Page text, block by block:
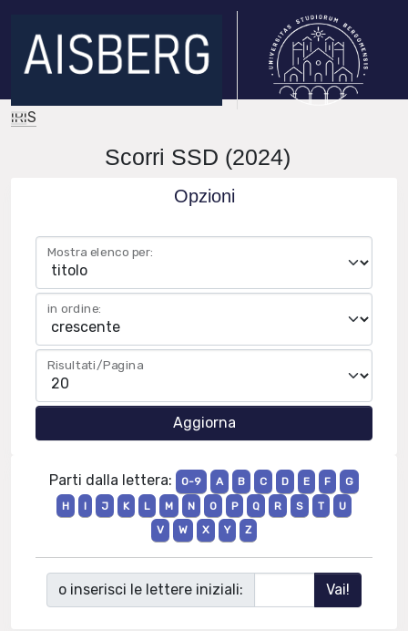
IRIS
Scorri SSD (2024)
Opzioni
Mostra elenco per:
in ordine:
Risultati/Pagina
Parti dalla lettera: 0-9 A B C D E F
G
H
I J K L M N O P Q R S T
U
V
W X Y Z
o inserisci le lettere iniziali: